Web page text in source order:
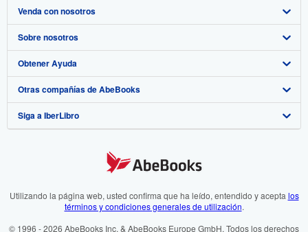
Búsqueda avanzada
Colecciones
Mi cuenta
Mis pedidos
Ver carrito
Venda con nosotros
Comenzar a vender
Únase a nuestro programa de afiliados
Recomiende un vendedor
Sobre nosotros
Sobre IberLibro
Medios
Empleo
Preferencias de cookies
Aviso de cookies
Obtener Ayuda
Preguntas frecuentes y guías
Atención al Cliente
Otras compañías de AbeBooks
AbeBooks.com
AbeBooks.fr
Siga a IberLibro
Utilizando la página web, usted confirma que ha leído, entendido y acepta los
términos y condiciones generales de utilización.
© 1996 - 2026 AbeBooks Inc. & AbeBooks Europe GmbH. Todos los derechos